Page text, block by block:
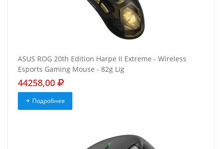
ASUS ROG 20th Edition Harpe II Extreme - Wireless
Esports Gaming Mouse - 82g Lig
44258,00
Подробнее